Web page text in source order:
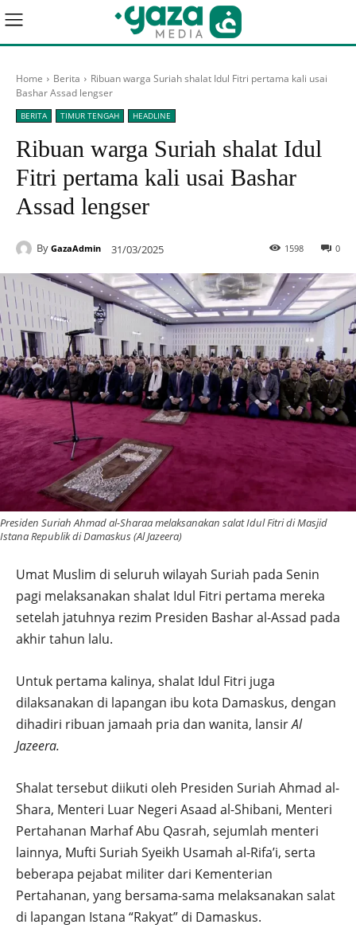
Home Berita
Ribuan warga Suriah shalat Idul Fitri pertama kali usai
Bashar Assad lengser
BERITA TIMUR TENGAH HEADLINE
Ribuan warga Suriah shalat Idul
Fitri pertama kali usai Bashar
Assad lengser
By GazaAdmin 31/03/2025 0
1598
Presiden Suriah Ahmad al-Sharaa melaksanakan salat Idul Fitri di Masjid
Istana Republik di Damaskus (Al Jazeera)
Umat Muslim di seluruh wilayah Suriah pada Senin
pagi melaksanakan shalat Idul Fitri pertama mereka
setelah jatuhnya rezim Presiden Bashar al-Assad pada
akhir tahun lalu.
Untuk pertama kalinya, shalat Idul Fitri juga
dilaksanakan di lapangan ibu kota Damaskus, dengan
dihadiri ribuan jamaah pria dan wanita, lansirAl
Jazeera.
Shalat tersebut diikuti oleh Presiden Suriah Ahmad al-
Shara, Menteri Luar Negeri Asaad al-Shibani, Menteri
Pertahanan Marhaf Abu Qasrah, sejumlah menteri
lainnya, Mufti Suriah Syeikh Usamah al-Rifa’i, serta
beberapa pejabat militer dari Kementerian
Pertahanan, yang bersama-sama melaksanakan salat
di lapangan Istana “Rakyat” di Damaskus.